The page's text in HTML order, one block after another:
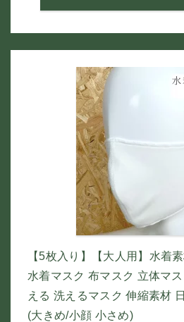
【5枚入り】【大人用】水着
水着マスク 布マスク 立体マ
える 洗えるマスク 伸縮素材
(大きめ/小顔 小さめ)